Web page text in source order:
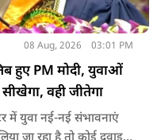
08 Aug, 2026 03:01 PM
हुए PM मोदी, युवाओं
वही जीतेगा
में युवा नई-नई संभावनाएं